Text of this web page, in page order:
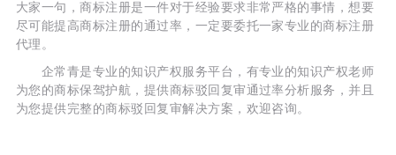
大家一句，商标注册是一件对于经验要求非常严格的事情，想要
尽可能提高商标注册的通过率，一定要委托一家专业的商标注册
代理。
企常青是专业的知识产权服务平台，有专业的知识产权老师
为您的商标保驾护航，提供商标驳回复审通过率分析服务，并且
为您提供完整的商标驳回复审解决方案，欢迎咨询。